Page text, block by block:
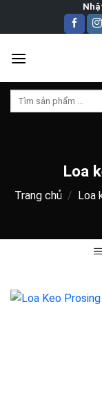
Tìm
Loa
Trang chủ / Loa